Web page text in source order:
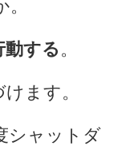
する。
ます。
シャットダ